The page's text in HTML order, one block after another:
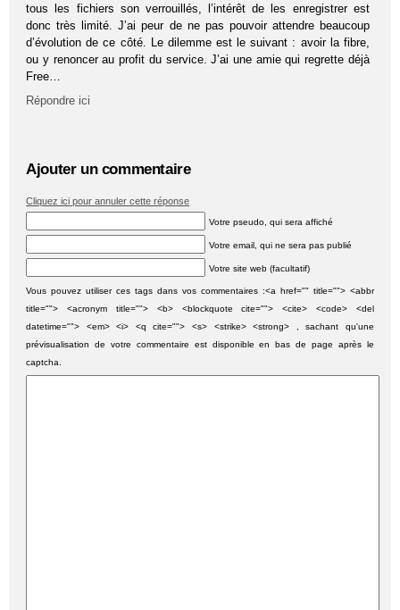
tous les fichiers son verrouillés, l’intérêt de les enregistrer est
donc très limité. J’ai peur de ne pas pouvoir attendre beaucoup
d’évolution de ce côté. Le dilemme est le suivant : avoir la fibre,
ou y renoncer au profit du service. J’ai une amie qui regrette déjà
Free…
Répondre ici
Ajouter un commentaire
Cliquez ici pour annuler cette réponse
Votre pseudo, qui sera affiché
Votre email, qui ne sera pas publié
Votre site web (facultatif)
Vous pouvez utiliser ces tags dans vos commentaires :<a href="" title=""> <abbr
title=""> <acronym title=""> <b> <blockquote cite=""> <cite> <code> <del
datetime=""> <em> <i> <q cite=""> <s> <strike> <strong> , sachant qu'une
prévisualisation de votre commentaire est disponible en bas de page après le
captcha.